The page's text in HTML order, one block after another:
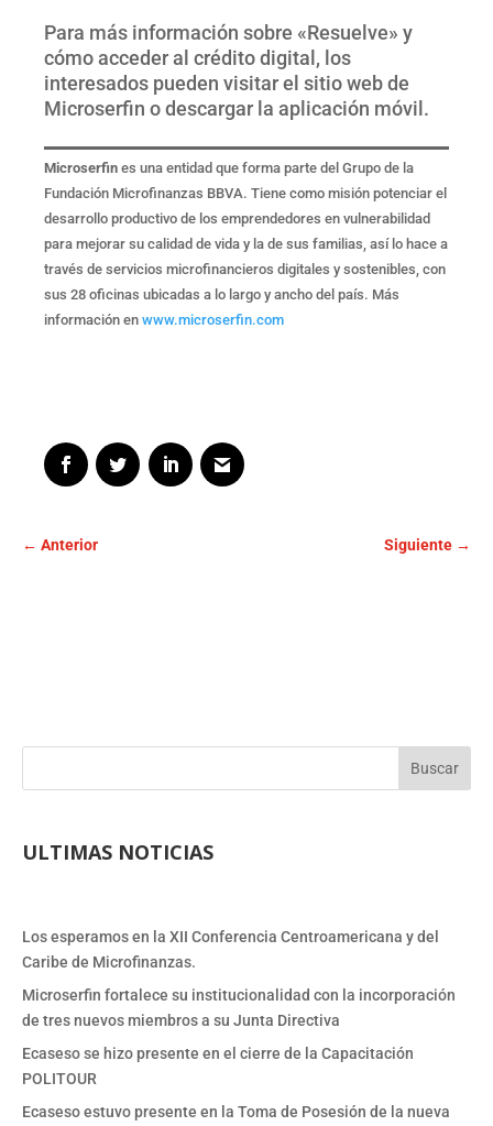
Para más información sobre «Resuelve» y
cómo acceder al crédito digital, los
interesados pueden visitar el sitio web de
Microserfin o descargar la aplicación móvil.
Microserfin es una entidad que forma parte del Grupo de la
Fundación Microfinanzas BBVA. Tiene como misión potenciar el
desarrollo productivo de los emprendedores en vulnerabilidad
para mejorar su calidad de vida y la de sus familias, así lo hace a
través de servicios microfinancieros digitales y sostenibles, con
sus 28 oficinas ubicadas a lo largo y ancho del país. Más
información en www.microserfin.com
← Anterior Siguiente →
Buscar
ULTIMAS NOTICIAS
Los esperamos en la XII Conferencia Centroamericana y del
Caribe de Microfinanzas.
Microserfin fortalece su institucionalidad con la incorporación
de tres nuevos miembros a su Junta Directiva
Ecaseso se hizo presente en el cierre de la Capacitación
POLITOUR
Ecaseso estuvo presente en la Toma de Posesión de la nueva